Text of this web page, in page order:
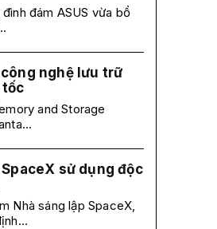
đám ASUS vừa bổ
nghệ lưu trữ
tốc
and Storage
sử dụng độc
Nhà sáng lập SpaceX,